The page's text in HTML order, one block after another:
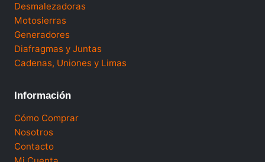
Desmalezadoras
Motosierras
Generadores
Diafragmas y Juntas
Cadenas, Uniones y Limas
Información
Cómo Comprar
Nosotros
Contacto